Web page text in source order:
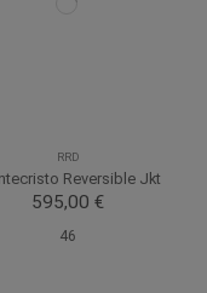
RRD
Reversible Jkt
595,00 €
46